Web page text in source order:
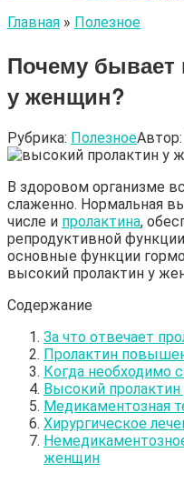
Главная » Полезное
Почему бывает
у женщин?
Рубрика: ПолезноеАвтор:
В здоровом организме
слаженно. Нормальная
числе и пролактина,
репродуктивной
основные функции
высокий пролактин у
Содержание
За что отвечает
Пролактин
Когда необходимо
Высокий
Медикаментозная
Хирургическое
женщин